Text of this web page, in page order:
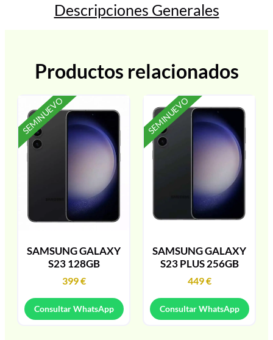
Descripciones Generales
Productos relacionados
SEMINUEVO
SAMSUNG GALAXY
S23 128GB
399€
Consultar WhatsApp
SEMINUEVO
SAMSUNG GALAXY
S23 PLUS 256GB
449€
Consultar WhatsApp